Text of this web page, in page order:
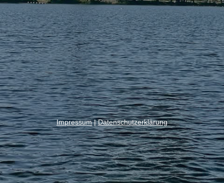
Impressum|Datenschutzerklärung